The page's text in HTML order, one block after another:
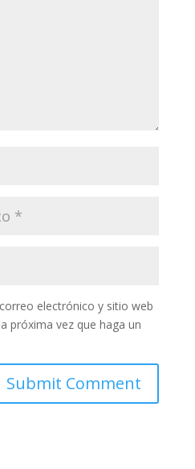
electrónico y sitio web
próxima vez que haga un